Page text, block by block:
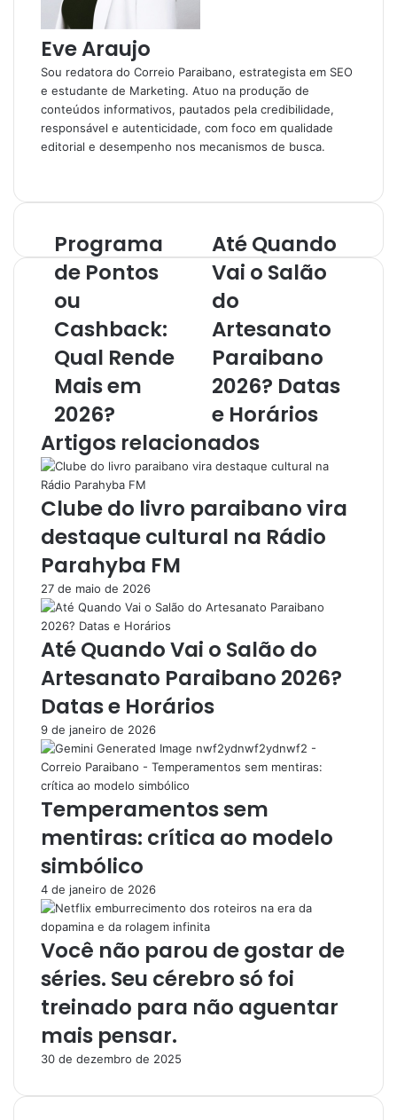
Eve Araujo
Sou redatora do Correio Paraibano, estrategista em SEO
e estudante de Marketing. Atuo na produção de
conteúdos informativos, pautados pela credibilidade,
responsável e autenticidade, com foco em qualidade
editorial e desempenho nos mecanismos de busca.
Programa
de
Pontos
ou
Cashback:
Qual
Rende
Mais
em
2026?
Programa
de Pontos
ou
Cashback:
Qual Rende
Mais em
2026?
Até
Quando
Vai
o
Salão
do
Artesanato
Paraibano
2026?
Datas
e
Horários
Até Quando
Vai o Salão
do
Artesanato
Paraibano
2026? Datas
e Horários
Artigos relacionados
Clube do livro paraibano vira
destaque cultural na Rádio
Parahyba FM
27 de maio de 2026
Até Quando Vai o Salão do
Artesanato Paraibano 2026?
Datas e Horários
9 de janeiro de 2026
Temperamentos sem
mentiras: crítica ao modelo
simbólico
4 de janeiro de 2026
Você não parou de gostar de
séries. Seu cérebro só foi
treinado para não aguentar
mais pensar.
30 de dezembro de 2025